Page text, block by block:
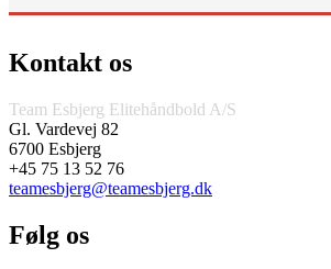
Kontakt os
Team Esbjerg Elitehåndbold A/S
Gl. Vardevej 82
6700 Esbjerg
+45 75 13 52 76
teamesbjerg@teamesbjerg.dk
Følg os